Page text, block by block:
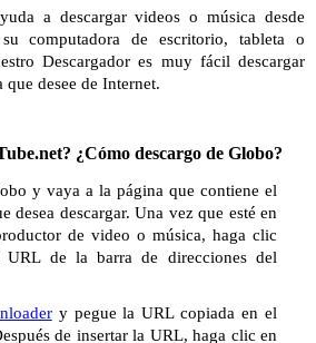
a descargar videos o música desde
computadora de escritorio, tableta o
Descargador es muy fácil descargar
desee de Internet.
¿Cómo descargo de Globo?
y vaya a la página que contiene el
desea descargar. Una vez que esté en
de video o música, haga clic
de la barra de direcciones del
y pegue la URL copiada en el
de insertar la URL, haga clic en